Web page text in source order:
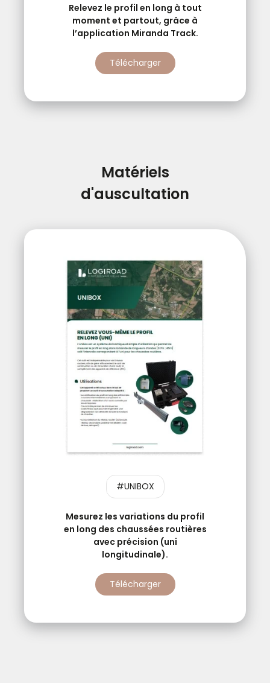
Relevez le profil en long à tout
moment et partout, grâce à
l’application Miranda Track.
Télécharger
Matériels
d'auscultation
#UNIBOX
Mesurez les variations du profil
en long des chaussées routières
avec précision (uni
longitudinale).
Télécharger